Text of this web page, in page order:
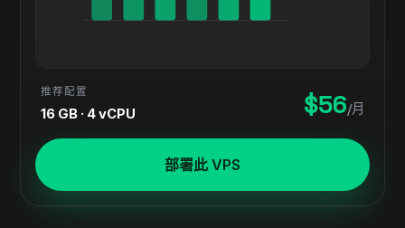
推荐配置
16 GB · 4 vCPU $56/月
部署此 VPS